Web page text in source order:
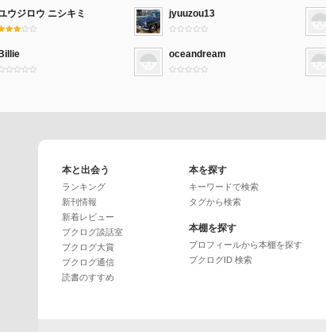
ウジロウ ニシキミ jyuuzou13
Billie oceandream
本と出会う
ランキング
新刊情報
新着レビュー
ブクログ談話室
ブクログ大賞
ブクログ通信
読書のすすめ
本を探す
キーワードで検索
タグから検索
本棚を探す
プロフィールから本棚を探す
ブクログID 検索